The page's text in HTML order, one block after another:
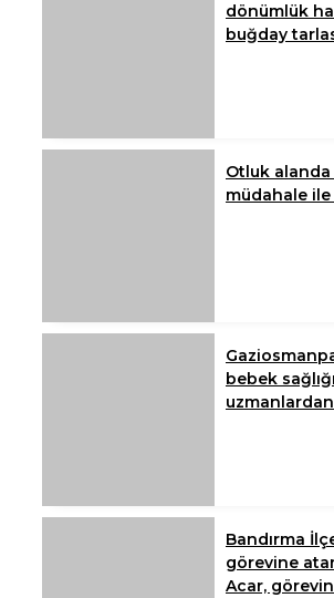
dönümlük
buğday
Otluk alanda
müdahale
bebek
Bandırma
görevine
Acar,